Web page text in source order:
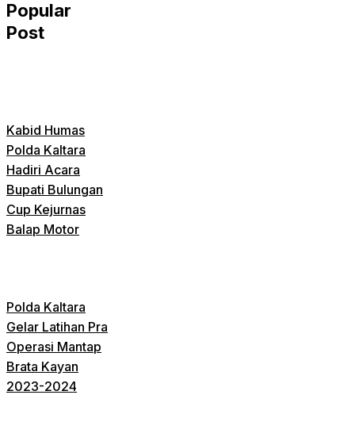
Popular
Post
Kabid Humas
Polda Kaltara
Hadiri Acara
Bupati Bulungan
Cup Kejurnas
Balap Motor
Polda Kaltara
Gelar Latihan Pra
Operasi Mantap
Brata Kayan
2023-2024